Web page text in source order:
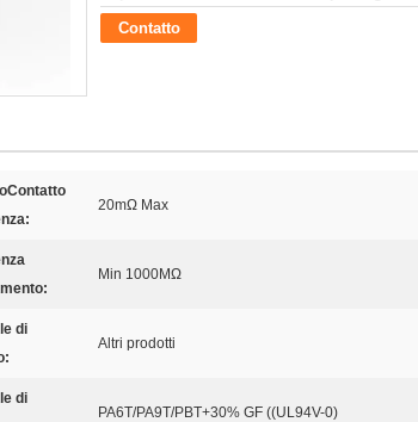
Contatto
20mΩ Max
Min 1000MΩ
di
Altri prodotti
di
PA6T/PA9T/PBT+30% GF ((UL94V-0)